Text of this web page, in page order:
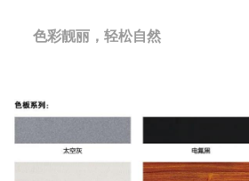
色彩靓丽，轻松自然